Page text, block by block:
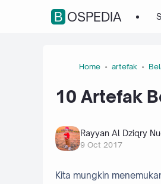
BOSPEDIA
Home artefak
10 Artefak
Rayyan Al Dziqry
9 Oct 2017
Kita mungkin